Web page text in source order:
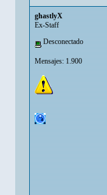
ghastlyX
Ex-Staff
Desconectado
Mensajes: 1.900